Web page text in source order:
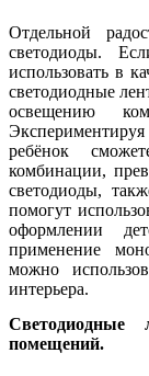
Отдельной
светодиоды.
использовать в
светодиодные
освещению
ребёнок
комбинации,
светодиоды,
помогут
оформлении
применение
можно
интерьера.
помещений.